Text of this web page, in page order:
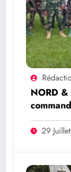
NORD &
Dady
29